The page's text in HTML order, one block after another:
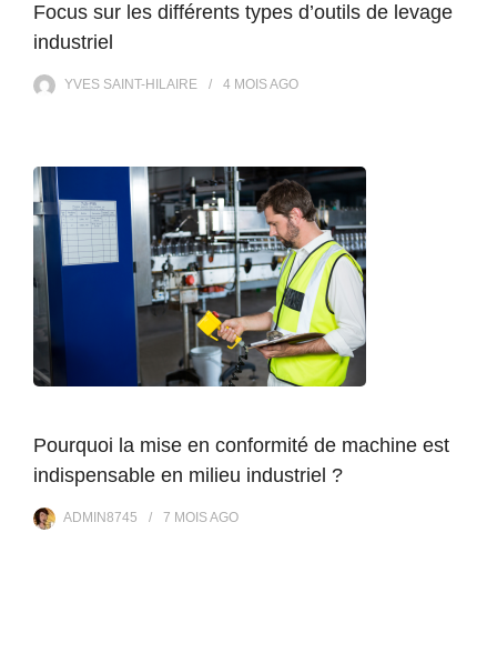
Focus sur les différents types d’outils de levage
industriel
YVES SAINT-HILAIRE 4 MOISAGO
Pourquoi la mise en conformité de machine est
indispensable en milieu industriel ?
ADMIN8745 7 MOISAGO